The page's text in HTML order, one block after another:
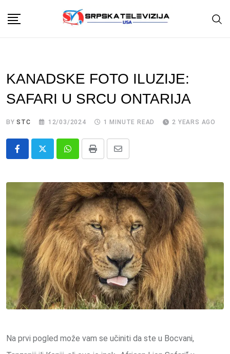
KANADSKE FOTO ILUZIJE:
SAFARI U SRCU ONTARIJA
BYSTC 12/03/2024 1 MINUTE READ 2 YEARS AGO
Whatsapp
Print
Share
Email
Na prvi pogled može vam se učiniti da ste u Bocvani,